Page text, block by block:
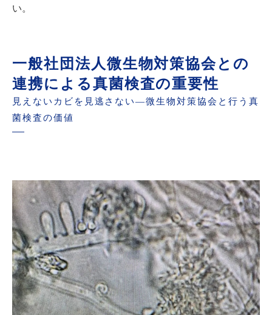
い。
一般社団法人微生物対策協会との
連携による真菌検査の重要性
見えないカビを見逃さない—微生物対策協会と行う真
菌検査の価値